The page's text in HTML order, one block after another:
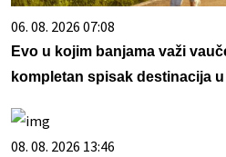
06. 08. 2026 07:08
Evo u kojim banjama važi
kompletan spisak destinacija
08. 08. 2026 13:46